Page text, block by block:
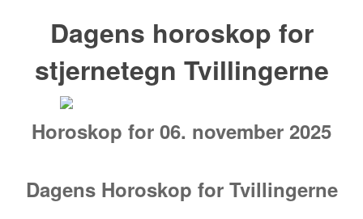
Dagens horoskop for
stjernetegn Tvillingerne
Horoskop for 06. november 2025
Dagens Horoskop for Tvillingerne